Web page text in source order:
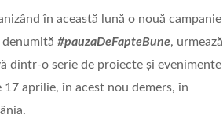
în această lună o nouă campanie
denumită #pauzaDeFapteBune, urmează
dintr-o serie de proiecte și evenimente
aprilie, în acest nou demers, în